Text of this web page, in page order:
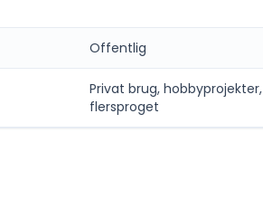
Offentlig
Privat brug, hobbyprojekter,
flersproget